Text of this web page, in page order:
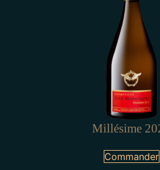
Millésime
Commander